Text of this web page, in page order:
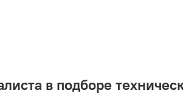
в подборе